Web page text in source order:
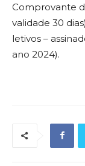
Comprovante
validade 30
letivos –
ano 2024).